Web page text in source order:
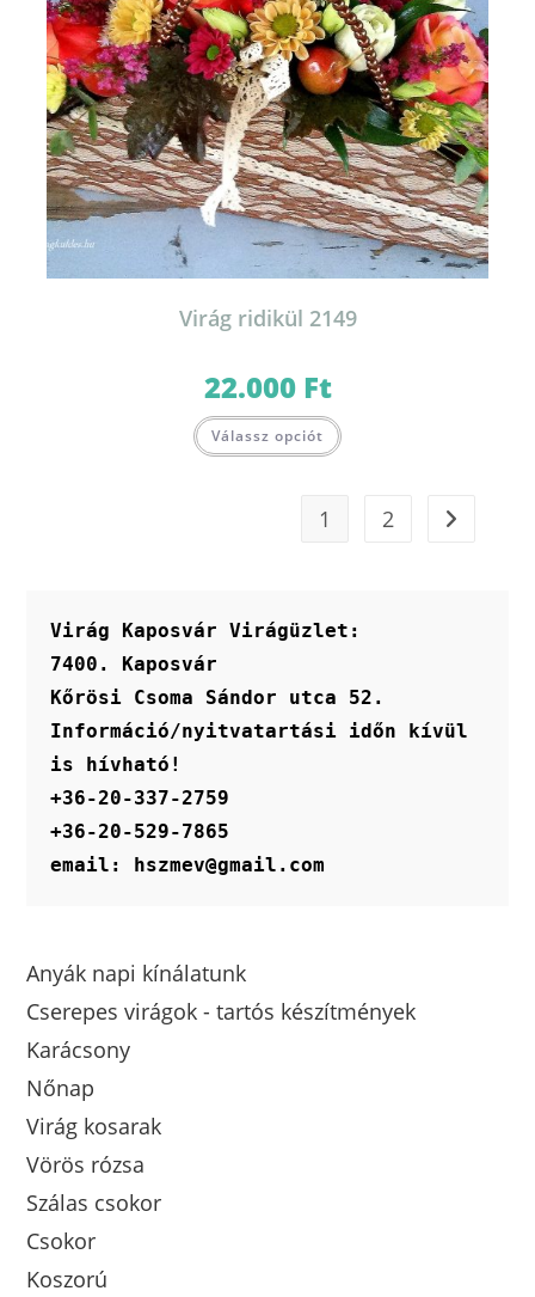
Virág ridikül 2149
22.000 Ft
Válassz opciót
1 2
Virág Kaposvár Virágüzlet:
7400. Kaposvár
Kőrösi Csoma Sándor utca 52.
Információ/nyitvatartási időn kívül
is hívható!
+36-20-337-2759
+36-20-529-7865
email: hszmev@gmail.com
Anyák napi kínálatunk
Cserepes virágok - tartós készítmények
Karácsony
Nőnap
Virág kosarak
Vörös rózsa
Szálas csokor
Csokor
Koszorú